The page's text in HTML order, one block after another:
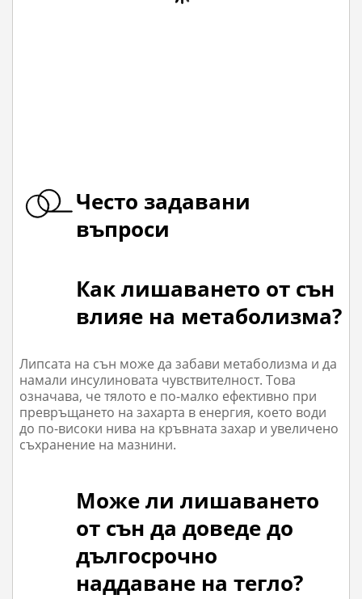
Често задавани
въпроси
Как лишаването от сън
влияе на метаболизма?
Липсата на сън може да забави метаболизма и да
намали инсулиновата чувствителност. Това
означава, че тялото е по-малко ефективно при
превръщането на захарта в енергия, което води
до по-високи нива на кръвната захар и увеличено
съхранение на мазнини.
Може ли лишаването
от сън да доведе до
дългосрочно
наддаване на тегло?